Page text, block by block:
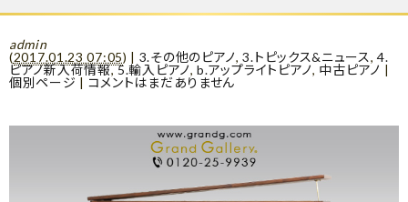
admin
(2017.01.23 07:05) | 3.その他のピアノ,3.トピックス&ニュース,4.
ピアノ新入荷情報,5.輸入ピアノ,b.アップライトピアノ, 中古ピアノ |
個別ページ | コメントはまだありません